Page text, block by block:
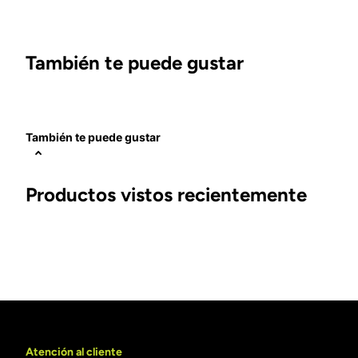
También te puede gustar
También te puede gustar
Productos vistos recientemente
Atención al cliente